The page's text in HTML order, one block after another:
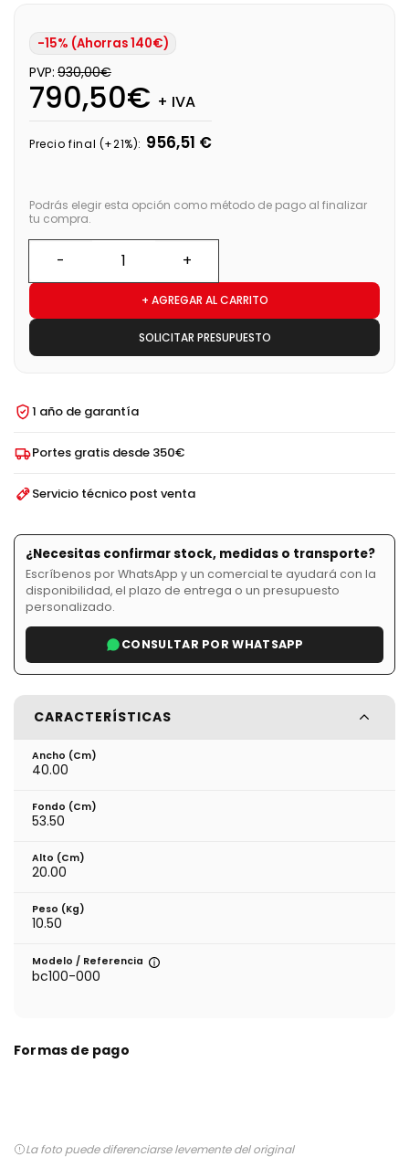
-15% (Ahorras 140€)
PVP: 930,00€
790,50€ + IVA
Precio final (+21%): 956,51 €
Podrás elegir esta opción como método de pago al finalizar
tu compra.
+ AGREGAR AL CARRITO
SOLICITAR PRESUPUESTO
1 año de garantía
Portes gratis desde 350€
Servicio técnico post venta
¿Necesitas confirmar stock, medidas o transporte?
Escríbenos por WhatsApp y un comercial te ayudará con la
disponibilidad, el plazo de entrega o un presupuesto
personalizado.
CONSULTAR POR WHATSAPP
CARACTERÍSTICAS
Ancho (cm)
40.00
Fondo (cm)
53.50
Alto (cm)
20.00
Peso (kg)
10.50
Modelo / Referencia
bc100-000
Formas de pago
La foto puede diferenciarse levemente del original